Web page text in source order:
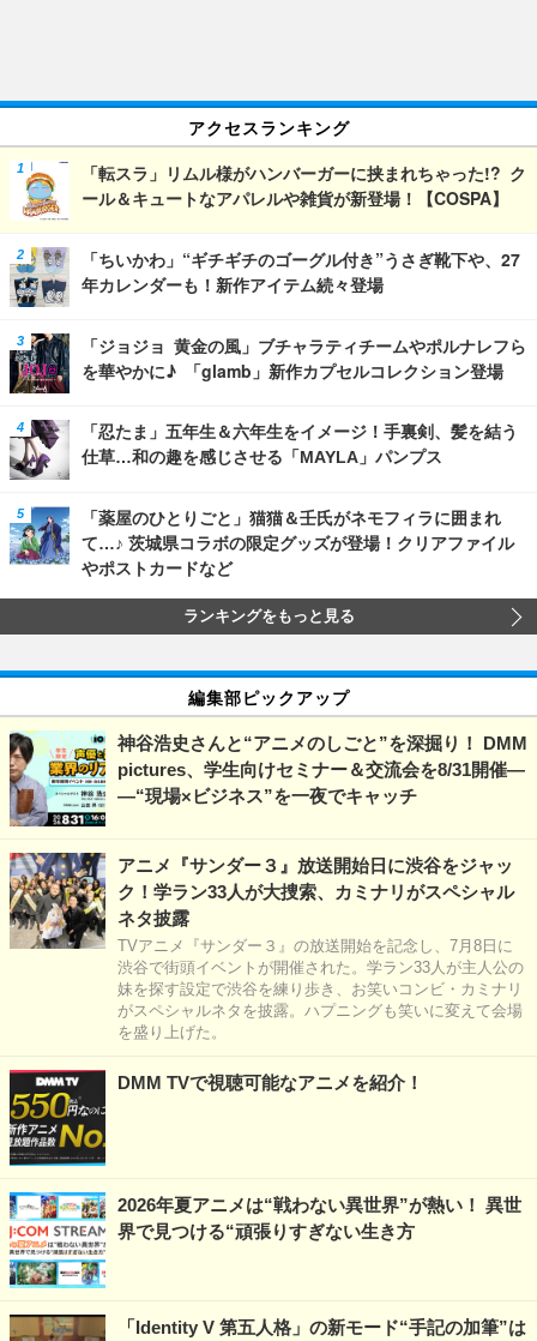
アクセスランキング
「転スラ」リムル様がハンバーガーに挟まれちゃった!? ク
ール＆キュートなアパレルや雑貨が新登場！【COSPA】
「ちいかわ」“ギチギチのゴーグル付き”うさぎ靴下や、27
年カレンダーも！新作アイテム続々登場
「ジョジョ 黄金の風」ブチャラティチームやポルナレフら
を華やかに♪ 「glamb」新作カプセルコレクション登場
「忍たま」五年生＆六年生をイメージ！手裏剣、髪を結う
仕草…和の趣を感じさせる「MAYLA」パンプス
「薬屋のひとりごと」猫猫＆壬氏がネモフィラに囲まれ
て…♪ 茨城県コラボの限定グッズが登場！クリアファイル
やポストカードなど
ランキングをもっと見る
編集部ピックアップ
神谷浩史さんと“アニメのしごと”を深掘り！ DMM
pictures、学生向けセミナー＆交流会を8/31開催―
―“現場×ビジネス”を一夜でキャッチ
アニメ『サンダー３』放送開始日に渋谷をジャッ
ク！学ラン33人が大捜索、カミナリがスペシャル
ネタ披露
TVアニメ『サンダー３』の放送開始を記念し、7月8日に
渋谷で街頭イベントが開催された。学ラン33人が主人公の
妹を探す設定で渋谷を練り歩き、お笑いコンビ・カミナリ
がスペシャルネタを披露。ハプニングも笑いに変えて会場
を盛り上げた。
DMM TVで視聴可能なアニメを紹介！
2026年夏アニメは“戦わない異世界”が熱い！ 異世
界で見つける“頑張りすぎない生き方
「Identity V 第五人格」の新モード“手記の加筆”は